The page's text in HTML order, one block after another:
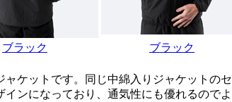
ブラック ブラック
ケットです。同じ中綿入りジャケットのセ
ンになっており、通気性にも優れるのでよ